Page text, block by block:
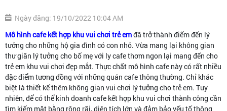
Ngày đăng: 19/10/2022 10:04 AM
Mô hình cafe kết hợp khu vui chơi trẻ emđã trở thành điểm đến lý
tưởng cho những hộ gia đình có con nhỏ. Vừa mang lại không gian
thư giãn lý tưởng cho bố mẹ với ly cafe thơm ngon lại mang đến cho
trẻ em khu vui chơi đẹp mắt. Thực chất mô hình cafe này có rất nhiều
đặc điểm tương đồng với những quán cafe thông thường. Chỉ khác
biệt là thiết kế thêm không gian vui chơi lý tưởng cho trẻ em. Tuy
nhiên, để có thể kinh doanh cafe kết hợp khu vui chơi thành công cần
tìm kiếm mặt bằng rộng rãi, diện tích lớn và đảm bảo yếu tố thông